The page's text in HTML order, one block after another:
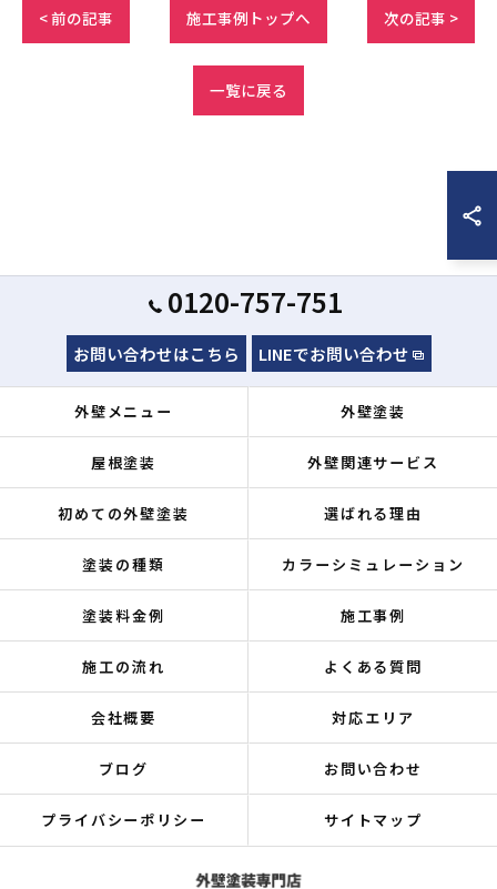
< 前の記事 施工事例トップへ 次の記事 >
一覧に戻る
0120-757-751
お問い合わせはこちら LINEでお問い合わせ
外壁メニュー 外壁塗装
屋根塗装 外壁関連サービス
初めての外壁塗装 選ばれる理由
塗装の種類 カラーシミュレーション
塗装料金例 施工事例
施工の流れ よくある質問
会社概要 対応エリア
ブログ お問い合わせ
プライバシーポリシー サイトマップ